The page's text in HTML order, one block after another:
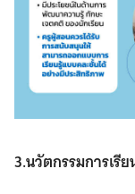
3.นวัตกรรมการเรี